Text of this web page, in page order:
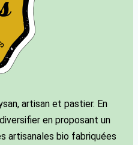
artisan et pastier. En
en proposant un
artisanales bio fabriquées